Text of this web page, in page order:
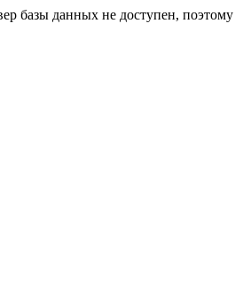
базы данных не доступен,